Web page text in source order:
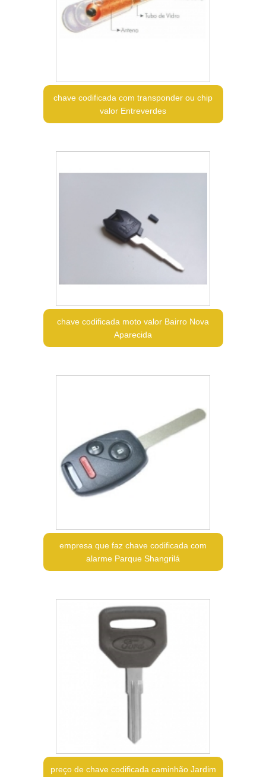
chave codificada com transponder ou chip
valor Entreverdes
chave codificada moto valor Bairro Nova
Aparecida
empresa que faz chave codificada com
alarme Parque Shangrilá
preço de chave codificada caminhão Jardim